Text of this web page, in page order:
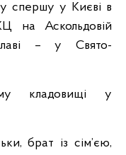
спершу у Києві в
на Аскольдовій
– у Свято-
кладовищі у
брат із сім’єю,